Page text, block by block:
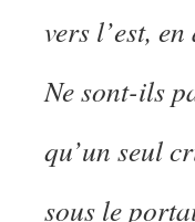
vers l’est,
Ne sont-ils
qu’un seul
sous le